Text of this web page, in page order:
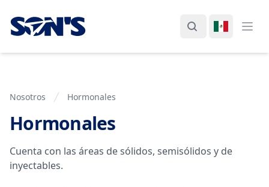
Laboratorios Química Son's
BuscarCambiar
Nosotros Hormonales
Hormonales
Plant Information
Cuenta con las áreas de sólidos, semisólidos y de
inyectables.